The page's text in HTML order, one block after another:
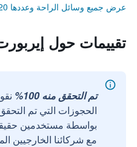
عرض جميع وسائل الراحة وعددها 20
تقييمات حول
تم التحقق منه 100%
الحجوزات التي تم
مع شركائنا الخارجيين